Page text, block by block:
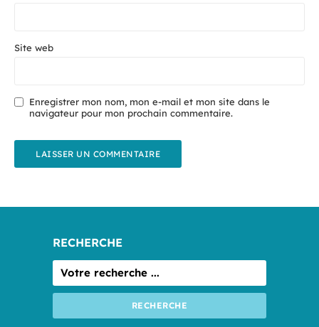
Site web
Enregistrer mon nom, mon e-mail et mon site dans le
navigateur pour mon prochain commentaire.
RECHERCHE
RECHERCHE